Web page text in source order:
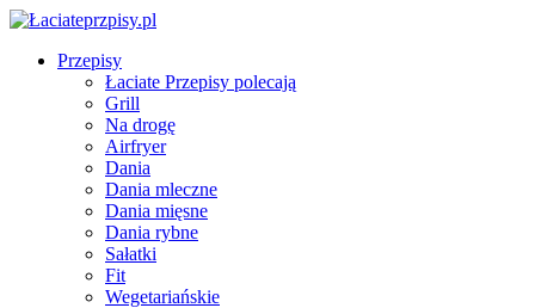
Przepisy
Łaciate Przepisy polecają
Grill
Na drogę
Airfryer
Dania
Dania mleczne
Dania mięsne
Dania rybne
Sałatki
Fit
Wegetariańskie